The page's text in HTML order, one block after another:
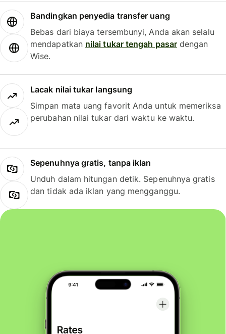
Bandingkan penyedia transfer uang
Bebas dari biaya tersembunyi, Anda akan selalu
mendapatkan nilai tukar tengah pasardengan
Wise.
Lacak nilai tukar langsung
Simpan mata uang favorit Anda untuk memeriksa
perubahan nilai tukar dari waktu ke waktu.
Sepenuhnya gratis, tanpa iklan
Unduh dalam hitungan detik. Sepenuhnya gratis
dan tidak ada iklan yang mengganggu.